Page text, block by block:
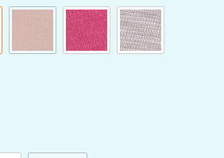
verfügbar.)
orange
(Diese Option ist zurzeit nicht
pink grau